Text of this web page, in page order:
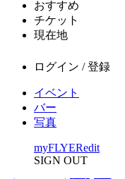
おすすめ
チケット
現在地
ログイン / 登録
イベント
バー
写真
myFLYERedit
SIGN OUT